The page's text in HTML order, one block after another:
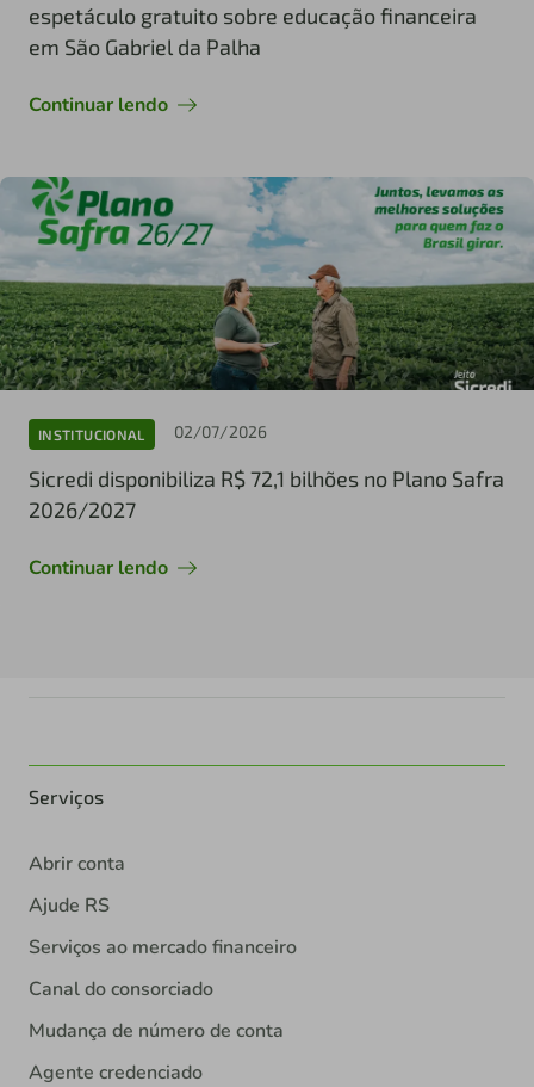
espetáculo gratuito sobre educação financeira
em São Gabriel da Palha
Continuar lendo
INSTITUCIONAL 02/07/2026
Sicredi disponibiliza R$ 72,1 bilhões no Plano Safra
2026/2027
Continuar lendo
Serviços
Abrir conta
Ajude RS
Serviços ao mercado financeiro
Canal do consorciado
Mudança de número de conta
Agente credenciado